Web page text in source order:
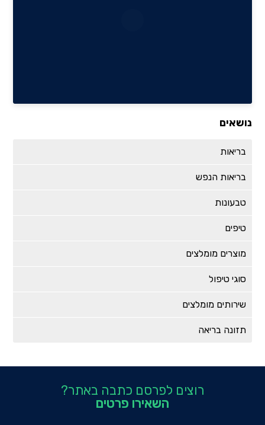
נושאים
בריאות
בריאות הנפש
טבעונות
טיפים
מוצרים מומלצים
סוגי טיפול
שירותים מומלצים
תזונה בריאה
רוצים לפרסם כתבה באתר?
השאירו פרטים